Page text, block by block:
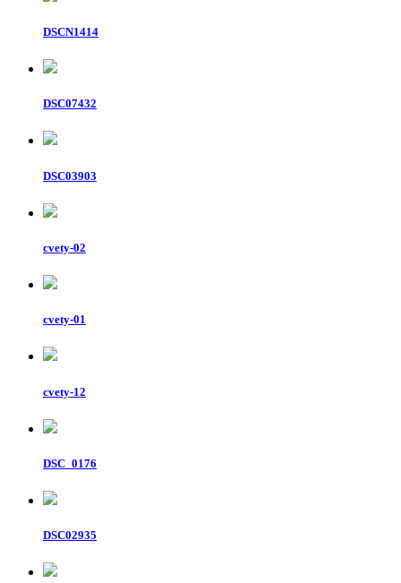
DSCN1414
DSC07432
DSC03903
cvety-02
cvety-01
cvety-12
DSC_0176
DSC02935